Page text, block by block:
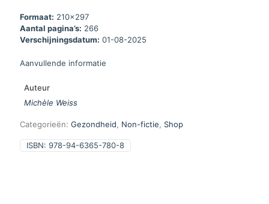
Formaat: 210x297
Aantal pagina’s: 266
Verschijningsdatum: 01-08-2025
Aanvullende informatie
Auteur
Michèle Weiss
Categorieën: Gezondheid Non-fictie Shop
ISBN: 978-94-6365-780-8